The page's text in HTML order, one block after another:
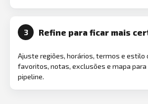
3 Refine para ficar mais
Ajuste regiões, horários, termos e estilo
favoritos, notas, exclusões e mapa para
pipeline.